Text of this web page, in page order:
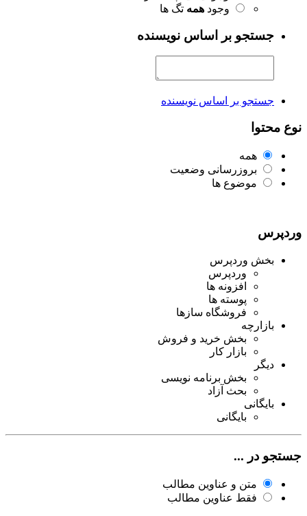
وجود همه تگ ها
جستجو بر اساس نویسنده
جستجو بر اساس نویسنده
نوع محتوا
همه
بروزرسانی وضعیت
موضوع ها
وردپرس
بخش وردپرس
وردپرس
افزونه ها
پوسته ها
فروشگاه سازها
بازارچه
بخش خرید و فروش
بازار کار
دیگر
بخش برنامه نویسی
بحث آزاد
بایگانی
بایگانی
جستجو در ...
متن و عناوین مطالب
فقط عناوین مطالب